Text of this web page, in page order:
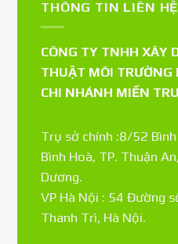
THÔNG TIN LIÊN HỆ
CÔNG TY TNHH XÂY
THUẬT MÔI TRƯỜNG
CHI NHÁNH MIỀN
Trụ sở chính :8/52
Bình Hoà, TP. Thuận
Dương.
VP Hà Nội : 54 Đường
Thanh Trì, Hà Nội.